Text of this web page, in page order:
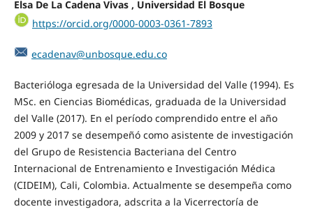
Elsa De La Cadena Vivas , Universidad El Bosque
https://orcid.org/0000-0003-0361-7893
ecadenav@unbosque.edu.co
Bacterióloga egresada de la Universidad del Valle (1994). Es
MSc. en Ciencias Biomédicas, graduada de la Universidad
del Valle (2017). En el período comprendido entre el año
2009 y 2017 se desempeñó como asistente de investigación
del Grupo de Resistencia Bacteriana del Centro
Internacional de Entrenamiento e Investigación Médica
(CIDEIM), Cali, Colombia. Actualmente se desempeña como
docente investigadora, adscrita a la Vicerrectoría de